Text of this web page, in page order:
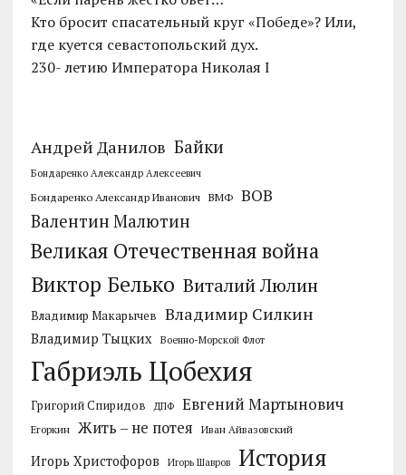
Кто бросит спасательный круг «Победе»? Или,
где куется севастопольский дух.
230- летию Императора Николая I
Андрей Данилов Байки
Бондаренко Александр Алексеевич
Бондаренко Александр Иванович ВМФ ВОВ
Валентин Малютин
Великая Отечественная война
Виктор Белько Виталий Люлин
Владимир Макарычев Владимир Силкин
Владимир Тыцких Военно-Морской Флот
Габриэль Цобехия
Григорий Спиридов ДПФ Евгений Мартынович
Егоркин Жить – не потея Иван Айвазовский
Игорь Христофоров Игорь Шавров История